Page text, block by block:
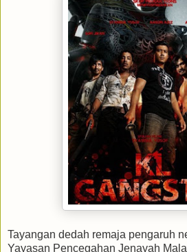
Tayangan dedah remaja pengaruh
Yayasan Pencegahan Jenayah